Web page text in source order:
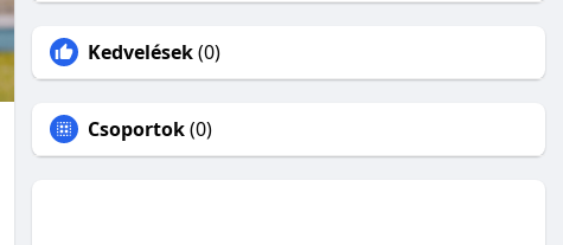
Kedvelések(0)
Csoportok(0)